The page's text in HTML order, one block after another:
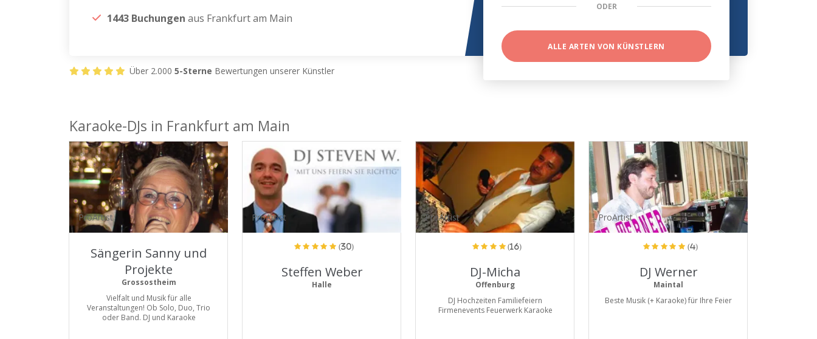
1443 Buchungen aus Frankfurt am Main
ODER
ALLE ARTEN VON KÜNSTLERN
Über 2.000 5-Sterne Bewertungen unserer Künstler
Karaoke-DJs in Frankfurt am Main
ProArtist
Sängerin Sanny und
Projekte
Grossostheim
Vielfalt und Musik für alle
Veranstaltungen! Ob Solo, Duo, Trio
oder Band. DJ und Karaoke
ProArtist
(30)
Steffen Weber
Halle
ProArtist
(16)
DJ-Micha
Offenburg
DJ Hochzeiten Familiefeiern
Firmenevents Feuerwerk Karaoke
ProArtist
(4)
DJ Werner
Maintal
Beste Musik (+ Karaoke) für Ihre Feier